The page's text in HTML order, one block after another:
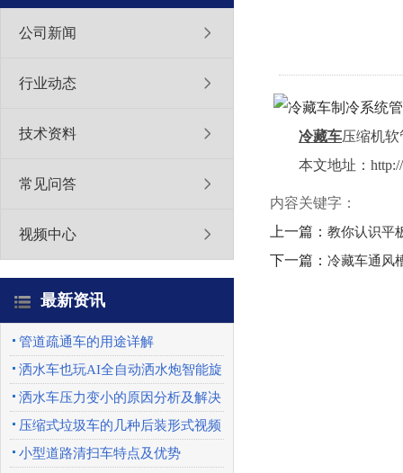
公司新闻
行业动态
技术资料
常见问答
视频中心
最新资讯
管道疏通车的用途详解
洒水车也玩AI全自动洒水炮智能旋
转喷头优势特点
洒水车压力变小的原因分析及解决
办法
压缩式垃圾车的几种后装形式视频
展示
小型道路清扫车特点及优势
冷藏车压缩机
本文地址：
内容关键字：
上一篇： 教你认识平
下一篇： 冷藏车通风